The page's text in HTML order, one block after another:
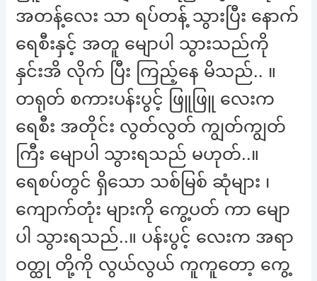
အတန့်လေး သာ ရပ်တန့် သွားပြီး နောက်
ရေစီးနှင့် အတူ မျောပါ သွားသည်ကို
နှင်းအိ လိုက် ပြီး ကြည့်နေ မိသည်.. ။
တရုတ် စကားပန်းပွင့် ဖြူဖြူ လေးက
ရေစီး အတိုင်း လွတ်လွတ် ကျွတ်ကျွတ်
ကြီး မျောပါ သွားရသည် မဟုတ်..။
ရေစပ်တွင် ရှိသော သစ်မြစ် ဆုံများ ၊
ကျောက်တုံး များကို ကွေ့ပတ် ကာ မျော
ပါ သွားရသည်..။ ပန်းပွင့် လေးက အရာ
ဝတ္ထု တို့ကို လွယ်လွယ် ကူကူတော့ ကွေ့